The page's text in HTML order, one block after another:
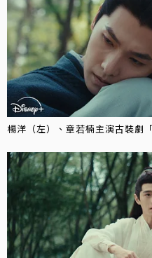
楊洋（左）、章若楠主演古裝劇